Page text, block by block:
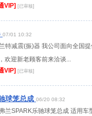
VIP] [已审核]
07/01 10:32
特减震(振)器 我公司面向全国
欢迎新老顾客前来洽谈...
VIP] [已审核]
球笼总成 06/20 08:32
兰SPARK乐驰球笼总成 适用车